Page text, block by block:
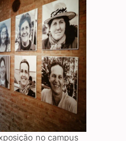
no campus